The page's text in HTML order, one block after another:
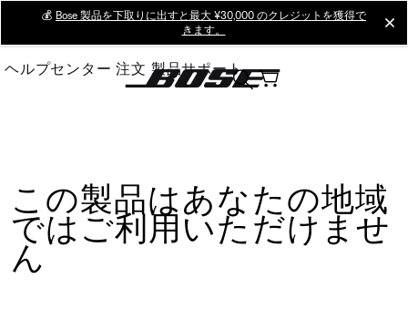
Main
💰 Bose 製品を下取りに出すと最大 ¥30,000 のクレジットを獲得で
きます。
ヘルプセンター 注文 製品サポート
この製品はあなたの地域
ではご利用いただけませ
ん